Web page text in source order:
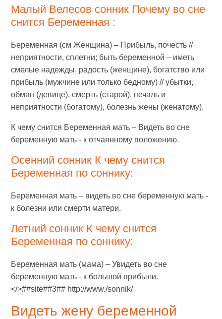
Малый Велесов сонник Почему во сне
снится Беременная :
Беременная (см Женщина) – Прибыль, почесть //
неприятности, сплетни; быть беременной – иметь
смелые надежды, радость (женщине), богатство или
прибыль (мужчине или только бедному) // убытки,
обман (девице), смерть (старой), печаль и
неприятности (богатому), болезнь жены (женатому).
К чему снится Беременная мать – Видеть во сне
беременную мать - к отчаянному положению.
Осенний сонник К чему снится
Беременная по соннику:
Беременная мать – видеть во сне беременную мать -
к болезни или смерти матери.
Летний сонник К чему снится
Беременная по соннику:
Беременная мать (мама) – Увидеть во сне
беременную мать - к большой прибыли.
</>##site##3## http://www./sonnik/
Видеть жену беременной